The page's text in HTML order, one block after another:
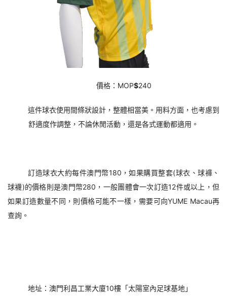
價格：MOP$240
這件球衣使用間條狀設計，整體相當美。用料方面，也考慮到
舒適度作調整，不論休閒活動，還是各式運動都適用。
訂造球衣大約每件澳門幣180，如果購買整套(球衣、球褲、
球襪)的價格則是澳門幣280，一般團體會一次訂造12件或以上，但
如果訂造數量不同，則價格可能不一樣，需要可向YUME Macau再
查詢。
地址：澳門利昌工業大廈10樓「太陽室內足球基地」